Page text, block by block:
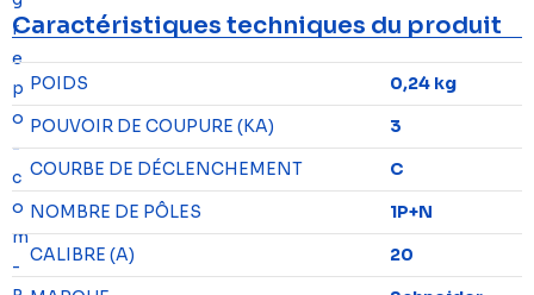
Caractéristiques techniques du produit
POIDS
0,24 kg
POUVOIR DE COUPURE (KA)
3
COURBE DE DÉCLENCHEMENT
C
NOMBRE DE PÔLES
1P+N
CALIBRE (A)
20